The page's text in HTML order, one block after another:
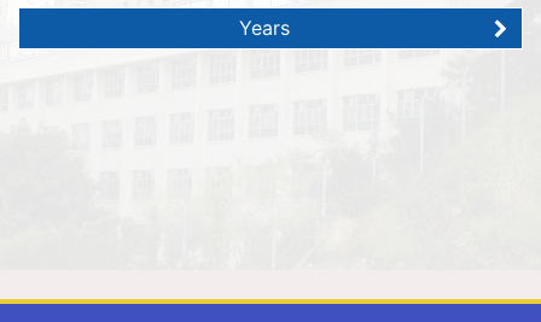
Years